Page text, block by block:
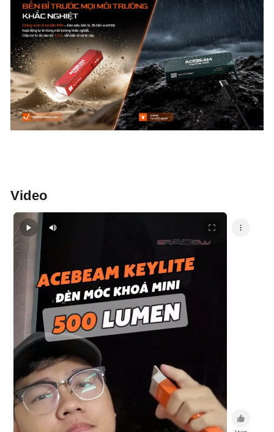
Video